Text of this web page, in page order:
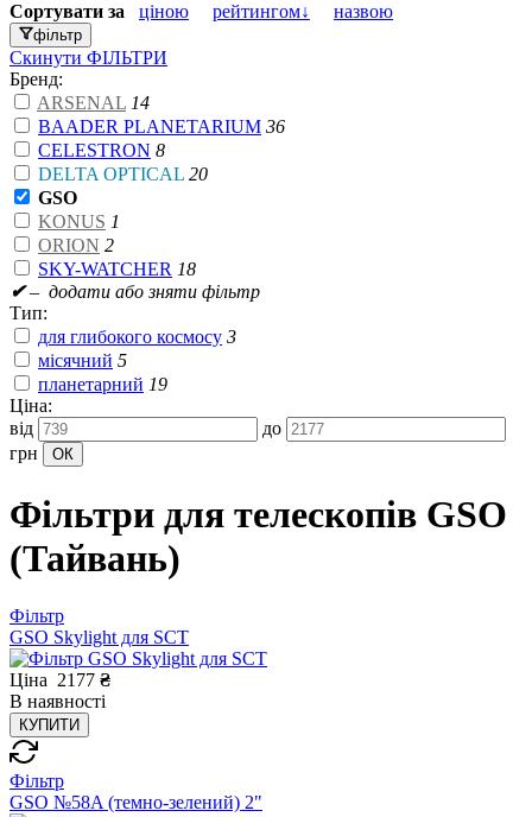
Сортувати за ціною рейтингом↓ назвою
фільтр
Скинути ФІЛЬТРИ
Бренд:
ARSENAL 14
BAADER PLANETARIUM 36
CELESTRON 8
DELTA OPTICAL 20
GSO
KONUS 1
ORION 2
SKY-WATCHER 18
✔– додати або зняти фільтр
Тип:
для глибокого космосу 3
місячний 5
планетарний 19
Ціна:
від
до
грн
Фільтри для телескопів GSO
(Тайвань)
Фільтр
GSO Skylight для SCT
Ціна 2177 ₴
В наявності
КУПИТИ
Фільтр
GSO №58A (темно-зелений) 2"